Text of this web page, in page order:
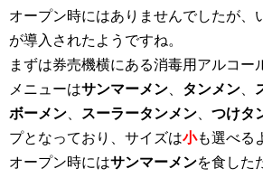
オープン時にはありませんでしたが、
が導入されたようですね。
まずは券売機横にある消毒用アルコー
メニューはサンマーメン タンメン
ボーメン
スーラータンメン つけタ
プとなっており、サイズは小も選べる
オープン時にはサンマーメンを食した